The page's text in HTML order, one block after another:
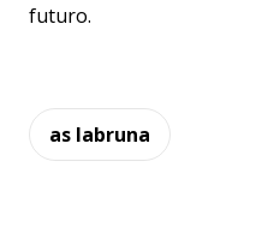
futuro.
as labruna